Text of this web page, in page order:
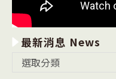
最新消息 News
選取分類